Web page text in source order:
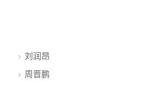
刘润昂
周晋鹏